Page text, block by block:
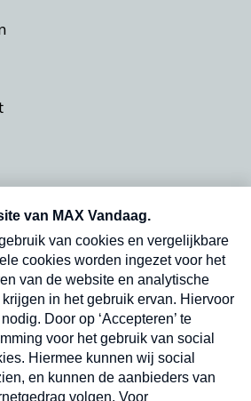
en dinsdagochtend in
Verzend